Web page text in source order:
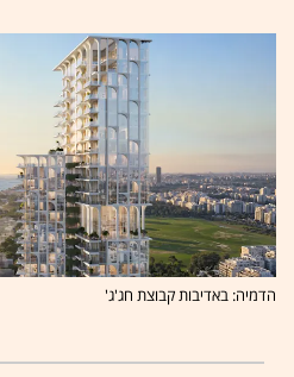
הדמיה: באדיבות קבוצת חג'ג'